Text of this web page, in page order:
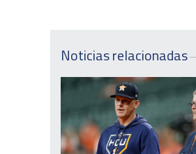
Noticias relacionadas